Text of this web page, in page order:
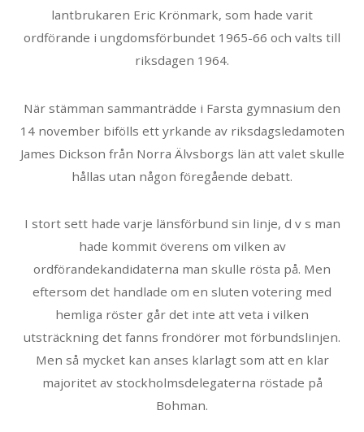
lantbrukaren Eric Krönmark, som hade varit
ordförande i ungdomsförbundet 1965-66 och valts till
riksdagen 1964.
När stämman sammanträdde i Farsta gymnasium den
14 november bifölls ett yrkande av riksdagsledamoten
James Dickson från Norra Älvsborgs län att valet skulle
hållas utan någon föregående debatt.
I stort sett hade varje länsförbund sin linje, d v s man
hade kommit överens om vilken av
ordförandekandidaterna man skulle rösta på. Men
eftersom det handlade om en sluten votering med
hemliga röster går det inte att veta i vilken
utsträckning det fanns frondörer mot förbundslinjen.
Men så mycket kan anses klarlagt som att en klar
majoritet av stockholmsdelegaterna röstade på
Bohman.